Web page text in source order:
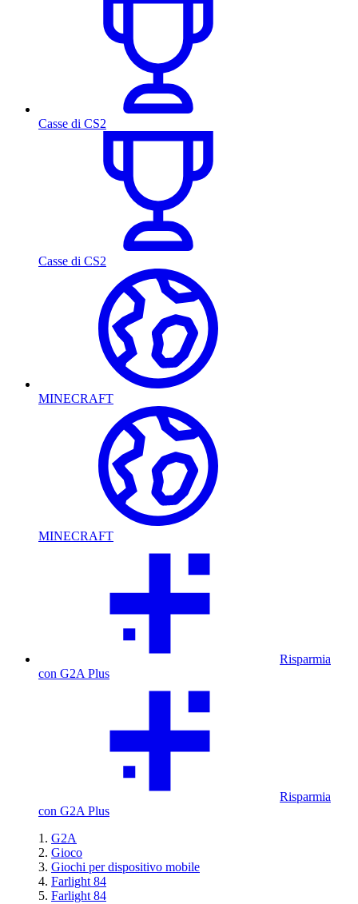
Casse di CS2
Casse di CS2
MINECRAFT
MINECRAFT
Risparmia
con G2A Plus
Risparmia
con G2A Plus
G2A
Gioco
Giochi per dispositivo mobile
Farlight 84
Farlight 84